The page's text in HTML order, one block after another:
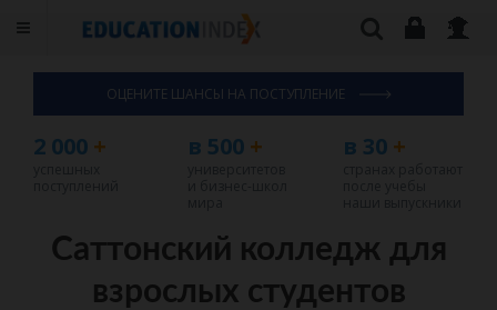
ОЦЕНИТЕ ШАНСЫ НА ПОСТУПЛЕНИЕ
2 000 + в 500 + в 30+
Саттонский колледж для
взрослых студентов